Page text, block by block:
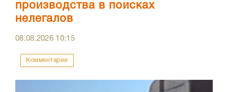
производства в поисках
нелегалов
08.08.2026 10:15
Комментарии